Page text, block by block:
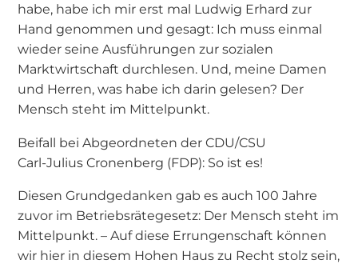
habe, habe ich mir erst mal Ludwig Erhard zur
Hand genommen und gesagt: Ich muss einmal
wieder seine Ausführungen zur sozialen
Marktwirtschaft durchlesen. Und, meine Damen
und Herren, was habe ich darin gelesen? Der
Mensch steht im Mittelpunkt.
Beifall bei Abgeordneten der CDU/CSU
Carl-Julius Cronenberg (FDP): So ist es!
Diesen Grundgedanken gab es auch 100 Jahre
zuvor im Betriebsrätegesetz: Der Mensch steht im
Mittelpunkt. – Auf diese Errungenschaft können
wir hier in diesem Hohen Haus zu Recht stolz sein,